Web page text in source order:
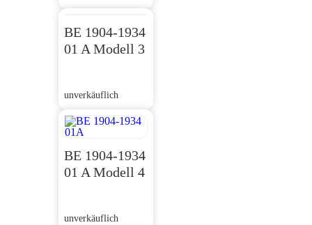
BE 1904-1934
01 A Modell 3
unverkäuflich
BE 1904-1934
01 A Modell 4
unverkäuflich